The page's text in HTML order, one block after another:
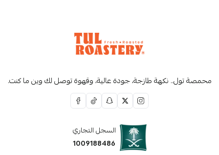
محمصة تول.. نكهة طازجة، جودة عالية، وقهوة توصل لك وين ما كنت.
السجل التجاري
1009188486